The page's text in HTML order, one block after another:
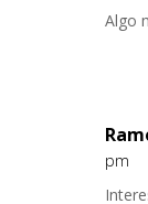
Algo
pm